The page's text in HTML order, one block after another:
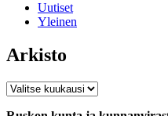
Uutiset
Yleinen
Arkisto
Arkisto